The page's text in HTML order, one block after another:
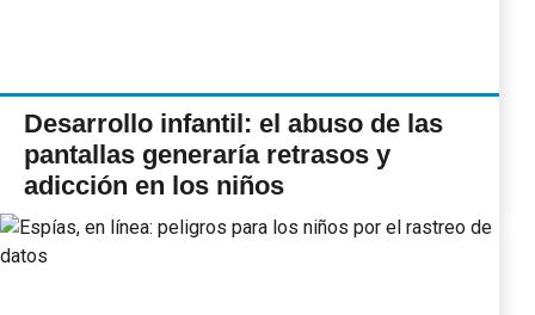
Desarrollo infantil: el abuso de las
pantallas generaría retrasos y
adicción en los niños